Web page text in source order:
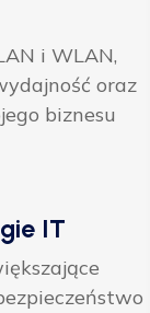
i WLAN,
oraz
biznesu
IT